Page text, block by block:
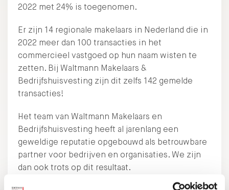
2022 met 24% is toegenomen.
Er zijn 14 regionale makelaars in Nederland die in
2022 meer dan 100 transacties in het
commercieel vastgoed op hun naam wisten te
zetten. Bij Waltmann Makelaars &
Bedrijfshuisvesting zijn dit zelfs 142 gemelde
transacties!
Het team van Waltmann Makelaars en
Bedrijfshuisvesting heeft al jarenlang een
geweldige reputatie opgebouwd als betrouwbare
partner voor bedrijven en organisaties. We zijn
dan ook trots op dit resultaat.